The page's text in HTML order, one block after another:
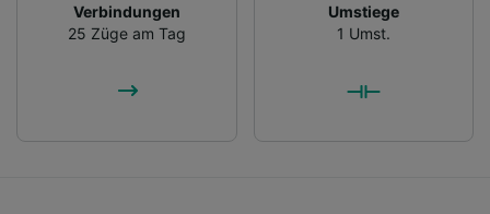
Verbindungen
25 Züge am Tag
Umstiege
1 Umst.